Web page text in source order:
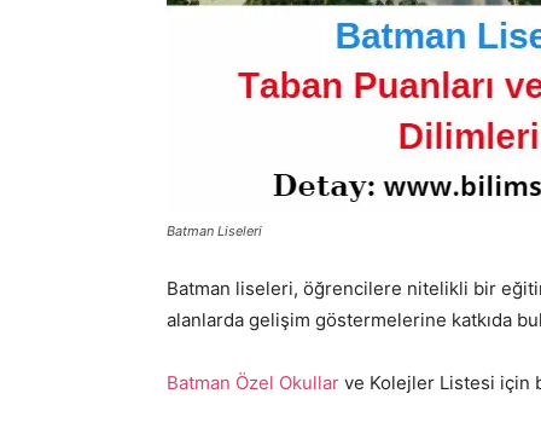
Batman Liseleri
Batman liseleri, öğrencilere nitelikli bir
alanlarda gelişim göstermelerine katkıda
Batman Özel Okullar ve Kolejler Listesi için